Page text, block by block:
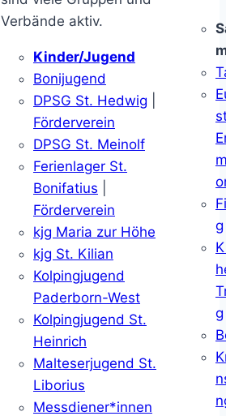
Verbände aktiv.
Kinder/Jugend
Bonijugend
DPSG St. Hedwig
Förderverein
DPSG St. Meinolf
Ferienlager St.
Bonifatius
Förderverein
kjg Maria zur Höhe
kjg St. Kilian
Kolpingjugend
Paderborn-West
Kolpingjugend St.
Heinrich
Malteserjugend St.
Liborius
Messdiener*innen
g
g